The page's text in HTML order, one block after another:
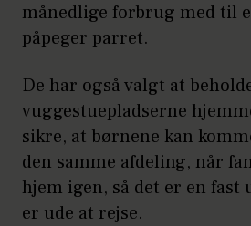
månedlige forbrug med til
påpeger parret.
De har også valgt at
vuggestuepladserne
sikre, at børnene kan
den samme afdeling, når
hjem igen, så det er en fast
er ude at rejse.